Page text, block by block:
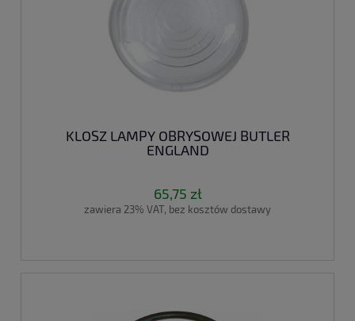
KLOSZ LAMPY OBRYSOWEJ BUTLER
ENGLAND
65,75 zł
zawiera 23% VAT, bez kosztów dostawy